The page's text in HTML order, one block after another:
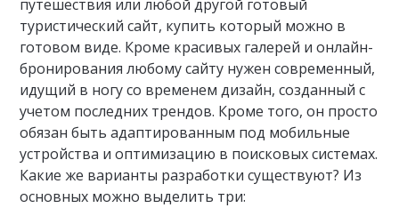
путешествия или любой другой готовый
туристический сайт, купить который можно в
готовом виде. Кроме красивых галерей и онлайн-
бронирования любому сайту нужен современный,
идущий в ногу со временем дизайн, созданный с
учетом последних трендов. Кроме того, он просто
обязан быть адаптированным под мобильные
устройства и оптимизацию в поисковых системах.
Какие же варианты разработки существуют? Из
основных можно выделить три: